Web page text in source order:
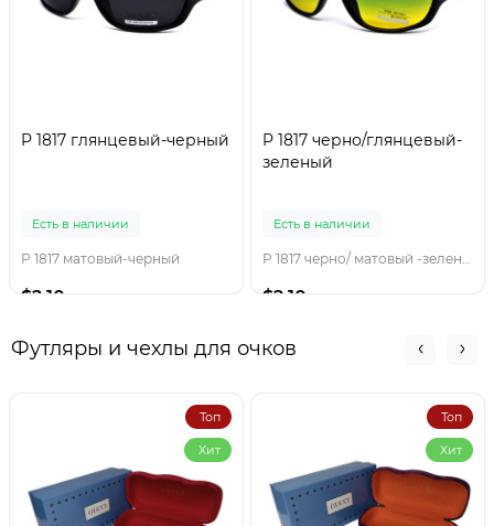
P 1817 глянцевый-черный
Есть в наличии
P 1817 матовый-черный
$2.10
P 1817 черно/глянцевый-
зеленый
Есть в наличии
P 1817 черно/ матовый -зеленый
$2.10
Футляры и чехлы для очков
Топ
Хит
Топ
Хит